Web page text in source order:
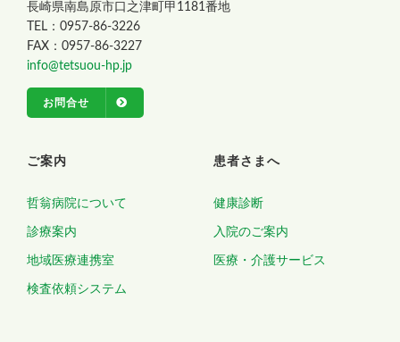
長崎県南島原市口之津町甲1181番地
TEL：0957-86-3226
FAX：0957-86-3227
info@tetsuou-hp.jp
お問合せ
ご案内
哲翁病院について
診療案内
地域医療連携室
検査依頼システム
患者さまへ
健康診断
入院のご案内
医療・介護サービス